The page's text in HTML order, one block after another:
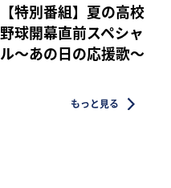
【特別番組】夏の高校
野球開幕直前スペシャ
ル〜あの日の応援歌〜
もっと見る